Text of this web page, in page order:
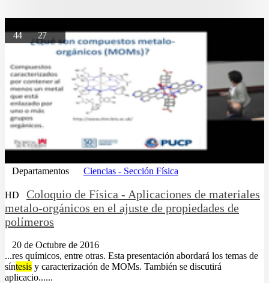
4427
Departamentos Ciencias - Sección Física
HD
Coloquio de Física - Aplicaciones de materiales
metalo-orgánicos en el ajuste de propiedades de
polímeros
20 de Octubre de 2016
...res químicos, entre otras. Esta presentación abordará los temas de
síntesis y caracterización de MOMs. También se discutirá
aplicacio......